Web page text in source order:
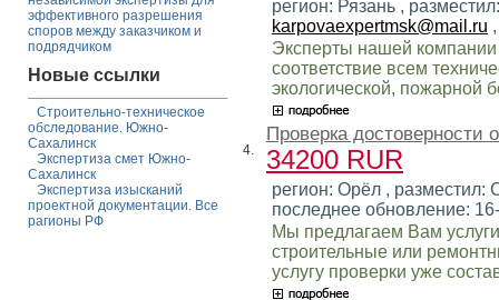
эффективного разрешения
споров между заказчиком и
подрядчиком
Новые ссылки
Строительно-техническое
обследование. Южно-
Сахалинск
Экспертиза смет Южно-
Сахалинск
Экспертиза изысканий
проектной документации. Все
рагионы РФ
регион: Рязань ,
karpovaexpertmsk@mail.ru
Эксперты нашей
соответствие всем
экологической, пожарной
4.
Проверка достоверности
34200 RUR
регион: Орёл ,
последнее обновление:
Мы предлагаем Вам
строительные или
услугу проверки уже